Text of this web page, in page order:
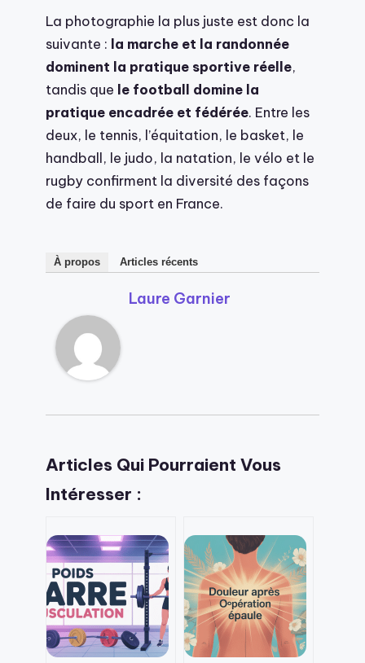
La photographie la plus juste est donc la
suivante : la marche et la randonnée
dominent la pratique sportive réelle,
tandis que le football domine la
pratique encadrée et fédérée. Entre les
deux, le tennis, l’équitation, le basket, le
handball, le judo, la natation, le vélo et le
rugby confirment la diversité des façons
de faire du sport en France.
À propos Articles récents
Laure Garnier
Articles Qui Pourraient Vous
Intéresser :